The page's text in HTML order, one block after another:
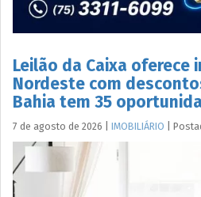
Leilão da Caixa oferece
Nordeste com
Bahia tem 35
7 de agosto de 2026 IMOBILIÁRIO